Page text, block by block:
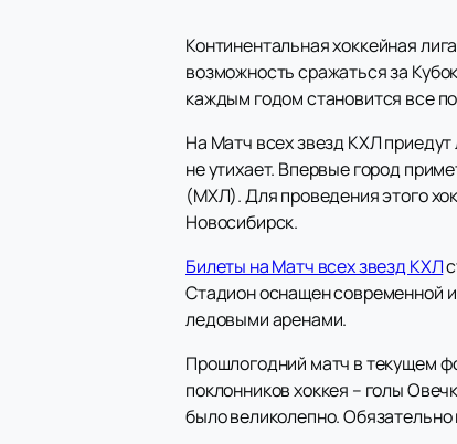
Континентальная хоккейная
возможность сражаться за
каждым годом становится все
На Матч всех звезд КХЛ
не утихает. Впервые город
(МХЛ). Для проведения этого
Новосибирск.
Билеты на Матч всех звезд КХЛ
Стадион оснащен современной
ледовыми аренами.
Прошлогодний матч в текущем
поклонников хоккея – голы
было великолепно.